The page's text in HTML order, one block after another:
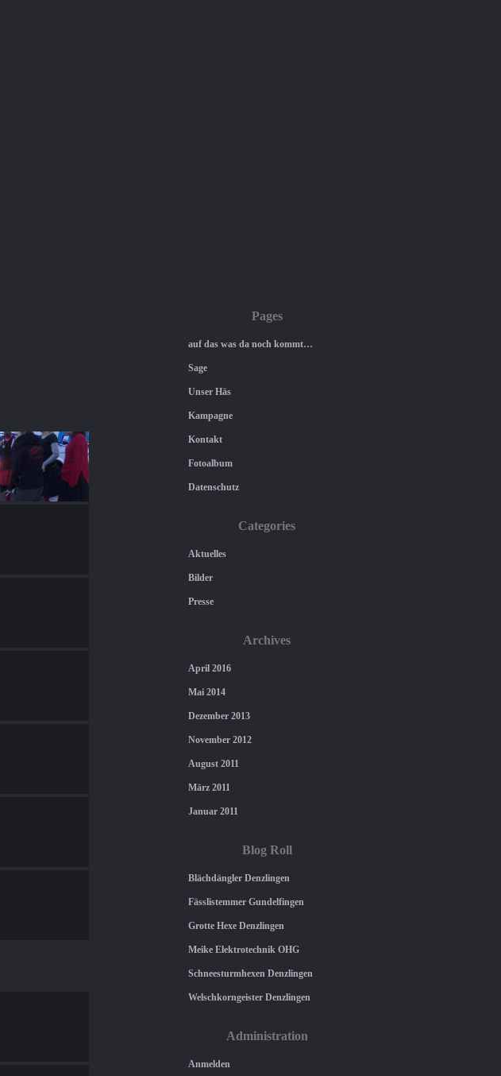
Pages
auf das was da noch kommt…
Sage
Unser Häs
Kampagne
Kontakt
Fotoalbum
Datenschutz
Categories
Aktuelles
Bilder
Presse
Archives
April 2016
Mai 2014
Dezember 2013
November 2012
August 2011
März 2011
Januar 2011
Blog Roll
Blächdängler Denzlingen
Fässlistemmer Gundelfingen
Grotte Hexe Denzlingen
Meike Elektrotechnik OHG
Schneesturmhexen Denzlingen
Welschkorngeister Denzlingen
Administration
Anmelden